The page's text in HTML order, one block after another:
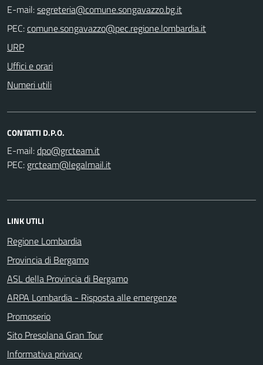
E-mail:
PEC:
URP
Uffici e orari
Numeri utili
CONTATTI D.P.O.
E-mail:
PEC:
LINK UTILI
Regione Lombardia
Provincia di Bergamo
ASL della Provincia di Bergamo
ARPA Lombardia - Risposta alle emergenze
Promoserio
Sito Presolana Gran Tour
Informativa privacy